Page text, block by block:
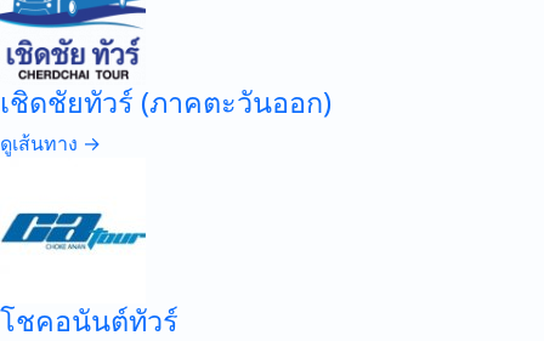
เชิดชัยทัวร์ (ภาคตะวันออก)
ดูเส้นทาง →
โชคอนันต์ทัวร์